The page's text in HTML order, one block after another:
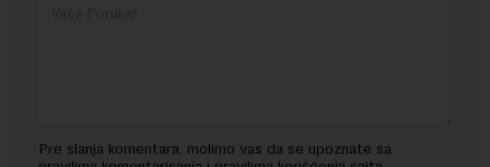
Pre slanja komentara, molimo vas da se upoznate sa